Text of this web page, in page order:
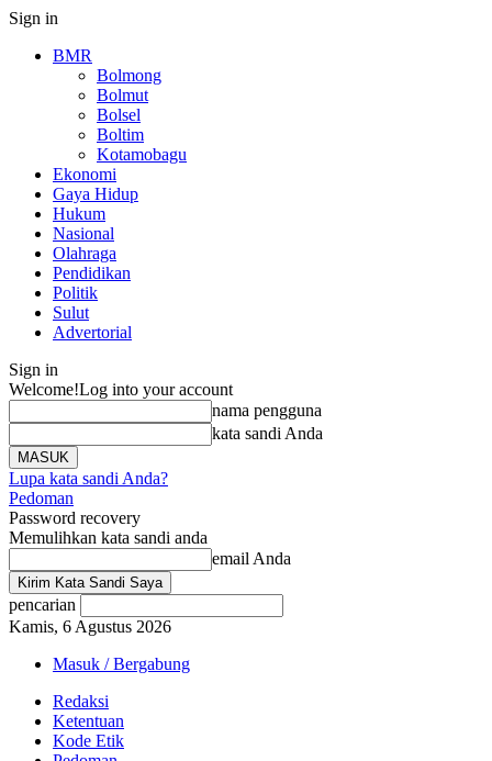
Sign in
BMR
Bolmong
Bolmut
Bolsel
Boltim
Kotamobagu
Ekonomi
Gaya Hidup
Hukum
Nasional
Olahraga
Pendidikan
Politik
Sulut
Advertorial
Sign in
Welcome!Log into your account
nama pengguna
kata sandi Anda
Lupa kata sandi Anda?
Pedoman
Password recovery
Memulihkan kata sandi anda
email Anda
pencarian
Kamis, 6 Agustus 2026
Masuk / Bergabung
Redaksi
Ketentuan
Kode Etik